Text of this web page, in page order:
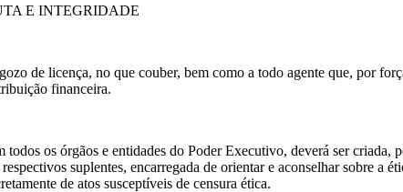
E INTEGRIDADE
de licença, no que couber, bem como a todo agente que, por
financeira.
os órgãos e entidades do Poder Executivo, deverá ser
suplentes, encarregada de orientar e aconselhar sobre a
de atos susceptíveis de censura ética.